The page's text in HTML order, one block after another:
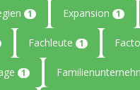
1 Expansion 1
Fachleute 1
1